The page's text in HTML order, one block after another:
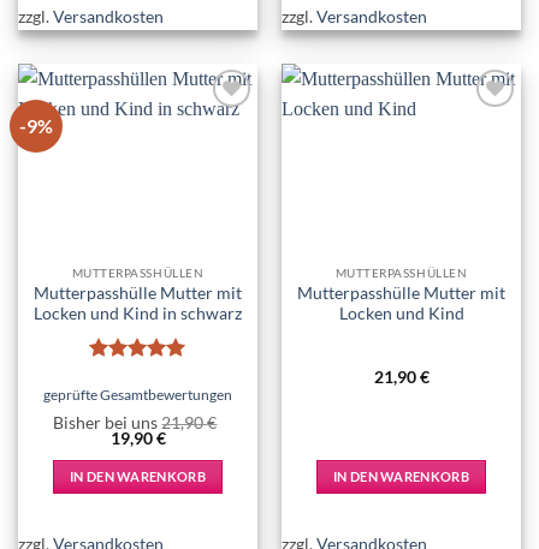
zzgl.Versandkosten zzgl.Versandkosten
-9%
MUTTERPASSHÜLLEN
Mutterpasshülle Mutter mit
Locken und Kind in schwarz
mit5von
geprüfte Gesamtbewertungen
Bisher bei uns 21,90€
Ursprünglicher
Preis
war:
21,90 €
19,90€Aktueller
ist:
19,90 €.
IN DEN WARENKORB
zzgl.Versandkosten
MUTTERPASSHÜLLEN
Mutterpasshülle Mutter mit
Locken und Kind
21,90€
IN DEN WARENKORB
zzgl.Versandkosten